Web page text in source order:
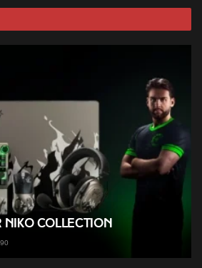
NiKo Collection